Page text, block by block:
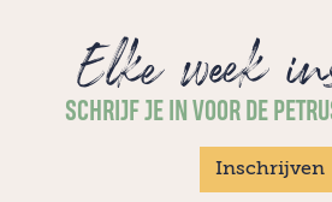
Elke week
SCHRIJF JE IN VOOR DE
Inschrijven